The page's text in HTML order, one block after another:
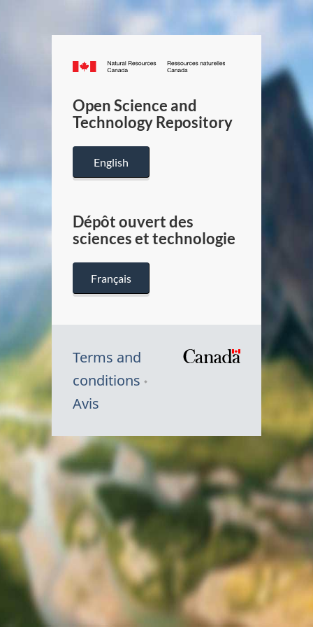
Canada.ca
/
Canada
Open Science and
Technology Repository
English
Dépôt ouvert des
sciences et technologie
Français
Terms and
conditions
Avis
Canada